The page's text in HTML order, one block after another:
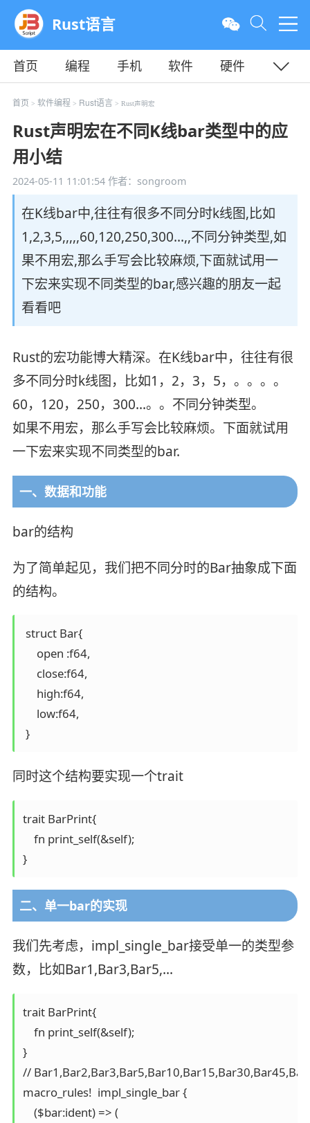
Rust语言
首页 编程 手机 软件
硬件
教程
平面 服务器
首页 > 软件编程 > Rust语言 > Rust声明宏
Rust声明宏在不同K线bar类型中的应
用小结
2024-05-11 11:01:54作者：songroom
在K线bar中,往往有很多不同分时k线图,比如
1,2,3,5,,,,,60,120,250,300…,,不同分钟类型,如
果不用宏,那么手写会比较麻烦,下面就试用一
下宏来实现不同类型的bar,感兴趣的朋友一起
看看吧
Rust的宏功能博大精深。在K线bar中，往往有很
多不同分时k线图，比如1，2，3，5，。。。。
60，120，250，300…。。不同分钟类型。
如果不用宏，那么手写会比较麻烦。下面就试用
一下宏来实现不同类型的bar.
一、数据和功能
bar的结构
为了简单起见，我们把不同分时的Bar抽象成下面
的结构。
struct Bar{
     open :f64,
     close:f64,
     high:f64,
     low:f64,
}
同时这个结构要实现一个trait
trait BarPrint{
    fn print_self(&self);
}
二、单一bar的实现
我们先考虑，impl_single_bar接受单一的类型参
数，比如Bar1,Bar3,Bar5,…
trait BarPrint{
    fn print_self(&self);
}
//
macro_rules!  impl_single_bar {
    ($bar:ident) => (